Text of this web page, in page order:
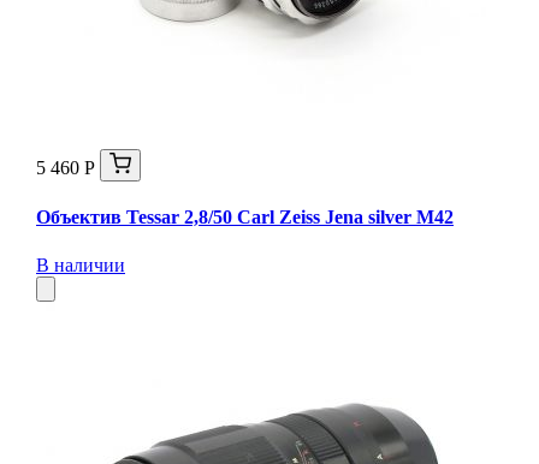
5 460 Р
Объектив Tessar 2,8/50 Carl Zeiss Jena silver М42
В наличии